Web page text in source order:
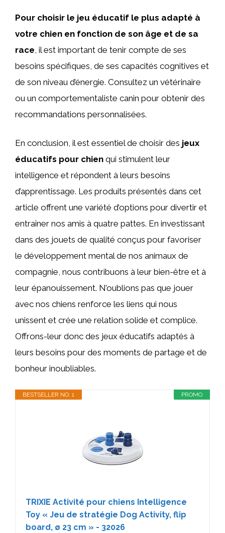
Pour choisir le jeu éducatif le plus adapté à
votre chien en fonction de son âge et de sa
race , il est important de tenir compte de ses
besoins spécifiques, de ses capacités cognitives et
de son niveau d’énergie. Consultez un vétérinaire
ou un comportementaliste canin pour obtenir des
recommandations personnalisées.
En conclusion, il est essentiel de choisir des jeux
éducatifs pour chien qui stimulent leur
intelligence et répondent à leurs besoins
d’apprentissage. Les produits présentés dans cet
article offrent une variété d’options pour divertir et
entraîner nos amis à quatre pattes. En investissant
dans des jouets de qualité conçus pour favoriser
le développement mental de nos animaux de
compagnie, nous contribuons à leur bien-être et à
leur épanouissement. N’oublions pas que jouer
avec nos chiens renforce les liens qui nous
unissent et crée une relation solide et complice.
Offrons-leur donc des jeux éducatifs adaptés à
leurs besoins pour des moments de partage et de
bonheur inoubliables.
PROMO
BESTSELLER NO. 1
TRIXIE Activité pour chiens Intelligence
Toy « Jeu de stratégie Dog Activity, flip
board, ø 23 cm » - 32026